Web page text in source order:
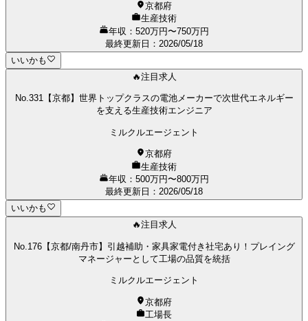
京都府
生産技術
年収：520万円〜750万円
最終更新日 ： 2026/05/18
いいかも
🔥注目求人
No.331【京都】世界トップクラスの電池メーカーで次世代エネルギー
を支える生産技術エンジニア
ミルクルエージェント
京都府
生産技術
年収：500万円〜800万円
最終更新日 ： 2026/05/18
いいかも
🔥注目求人
No.176【京都/南丹市】引越補助・家具家電付き社宅あり！プレイング
マネージャーとして工場の品質を統括
ミルクルエージェント
京都府
工場長